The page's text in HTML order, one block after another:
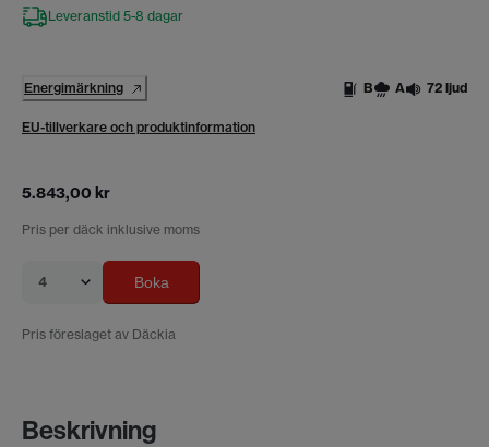
Leveranstid 5-8 dagar
Energimärkning B A 72 ljud
EU-tillverkare och produktinformation
5.843,00 kr
Pris per däck inklusive moms
4 Boka
Pris föreslaget av Däckia
Beskrivning